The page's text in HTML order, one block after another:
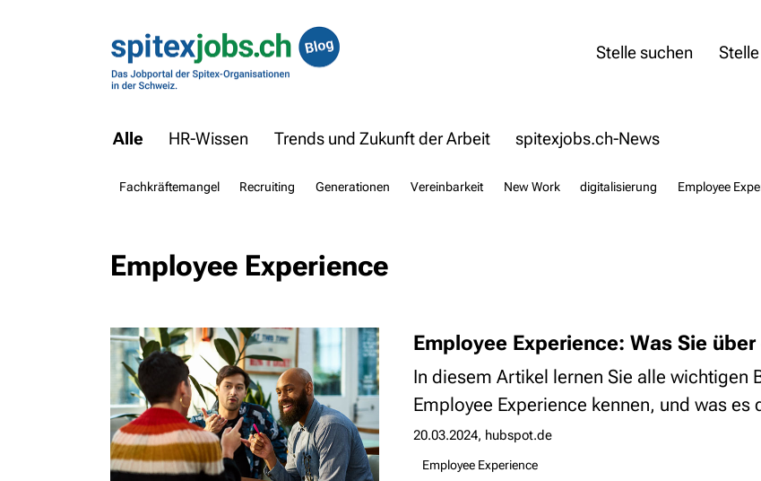
Stelle suchen
Alle HR-Wissen Trends und Zukunft der Arbeit spitexjobs.ch-News
Fachkräftemangel Recruiting Generationen Vereinbarkeit New Work digitalisierung Employee
Employee Experience
Employee Experience: Was Sie
In diesem Artikel lernen Sie alle wichtigen
Employee Experience kennen, und was es
20.03.2024 hubspot.de
Employee Experience